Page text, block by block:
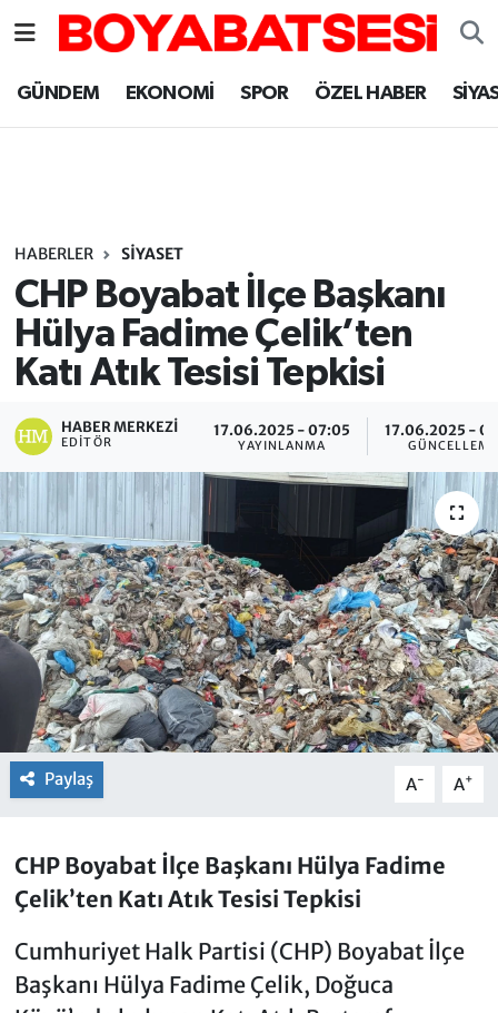
GÜNDEM EKONOMİ SPOR ÖZEL HABER
HABERLER SİYASET
CHP Boyabat İlçe Başkanı
Hülya Fadime Çelik’ten
Katı Atık Tesisi Tepkisi
HABER MERKEZI
EDITÖR
17.06.2025 - 07:05
YAYINLANMA
17.06.2025 -
GÜNCELLEME
Paylaş A- A+
CHP Boyabat İlçe Başkanı Hülya Fadime
Çelik’ten Katı Atık Tesisi Tepkisi
Cumhuriyet Halk Partisi (CHP) Boyabat İlçe
Başkanı Hülya Fadime Çelik, Doğuca
Sinop Nöbetçi Eczaneler
Sinop Trafik Yoğunluk Haritası
Süper Lig Puan Durumu ve Fikstür
Tüm Manşetler
Son Dakika Haberleri
Haber Arşivi